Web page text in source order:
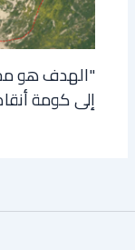
"الهدف هو
إلى كومة